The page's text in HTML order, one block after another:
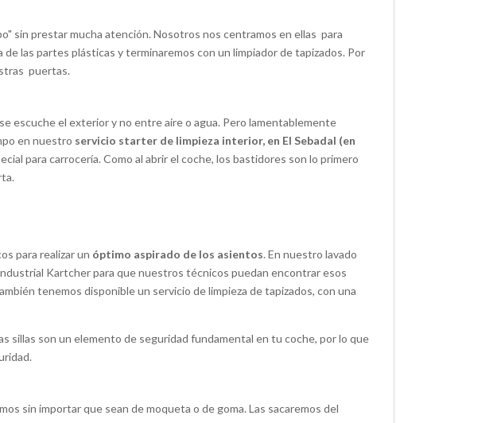
sin prestar mucha atención. Nosotros nos centramos en ellas para
las partes plásticas y terminaremos con un limpiador de tapizados. Por
puertas.
escuche el exterior y no entre aire o agua. Pero lamentablemente
en nuestro servicio starter de limpieza interior, en El Sebadal (en
para carrocería. Como al abrir el coche, los bastidores son lo primero
para realizar un óptimo aspirado de los asientos. En nuestro lavado
Kartcher para que nuestros técnicos puedan encontrar esos
tenemos disponible un servicio de limpieza de tapizados, con una
sillas son un elemento de seguridad fundamental en tu coche, por lo que
sin importar que sean de moqueta o de goma. Las sacaremos del